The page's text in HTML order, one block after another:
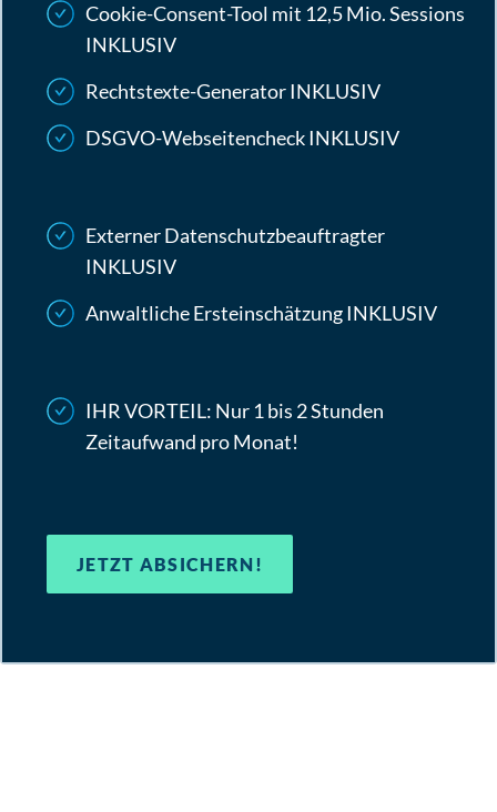
Cookie-Consent-Tool mit 12,5 Mio. Sessions
INKLUSIV
Rechtstexte-GeneratorINKLUSIV
DSGVO-WebseitencheckINKLUSIV
Externer Datenschutzbeauftragter
INKLUSIV
Anwaltliche ErsteinschätzungINKLUSIV
IHR VORTEIL: Nur 1 bis 2 Stunden
Zeitaufwand pro Monat!
JETZT ABSICHERN!